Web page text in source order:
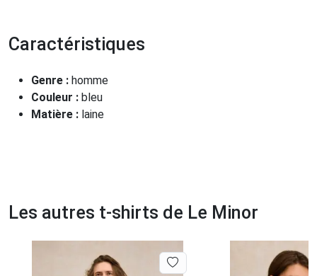
Caractéristiques
Genre : homme
Couleur : bleu
Matière : laine
Les autres t-shirts de Le Minor